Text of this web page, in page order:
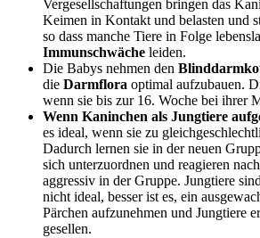
Vergesellschaftungen bringen das
Keimen in Kontakt und belasten und
so dass manche Tiere in Folge
Immunschwäche leiden.
Die Babys nehmen den
die Darmflora optimal aufzubauen.
wenn sie bis zur 16. Woche bei ihrer
Wenn Kaninchen als Jungtiere
es ideal, wenn sie zu
Dadurch lernen sie in der neuen
sich unterzuordnen und reagieren
aggressiv in der Gruppe. Jungtiere
nicht ideal, besser ist es, ein
Pärchen aufzunehmen und Jungtiere
gesellen.